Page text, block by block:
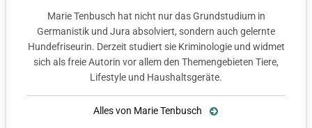
Marie Tenbusch hat nicht nur das Grundstudium in
Germanistik und Jura absolviert, sondern auch gelernte
Hundefriseurin. Derzeit studiert sie Kriminologie und widmet
sich als freie Autorin vor allem den Themengebieten Tiere,
Lifestyle und Haushaltsgeräte.
Alles von Marie Tenbusch